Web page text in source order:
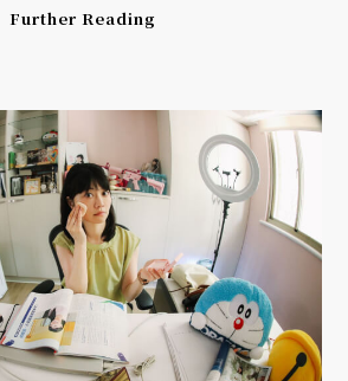
Further Reading